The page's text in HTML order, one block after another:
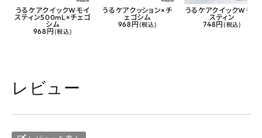
うるケアクイックWモイ
スティン500mL×チェゴ
シム
968円 (税込)
うるケアクッション×チ
ェゴシム
968円 (税込)
うるケアクイックWモイ
スティン
748円 (税込)
レビュー